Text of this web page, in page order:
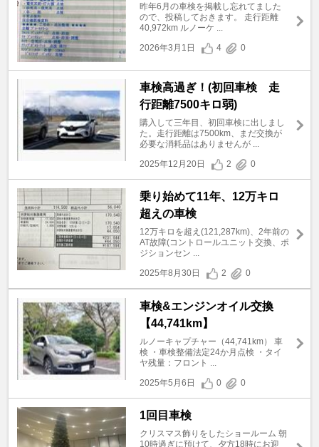
昨年6月の車検を掲載し忘れてました
ので、投稿しておきます。 走行距離
40,972km ルノーケ ...
2026年3月1日
4 0
車検高過ぎ！(初回車検 走
行距離7500キロ弱)
購入して三年目、初回車検に出しまし
た。走行距離は7500km、まだ交換が
必要な消耗品はありませんが ...
2025年12月20日
2 0
乗り始めて11年、12万キロ
超えの車検
12万キロを超え(121,287km)、2年前の
AT故障(コントロールユニット交換、ポ
ジションセン ...
2025年8月30日
2 0
車検&エンジンオイル交換
【44,741km】
ルノーキャプチャー（44,741km） 車
検 ・車検整備法定24か月点検 ・タイ
ヤ残量：フロント ...
2025年5月6日
0 0
1回目車検
クリスマス飾りをしたショールーム 朝
10時過ぎに預けて、夕方18時にお迎